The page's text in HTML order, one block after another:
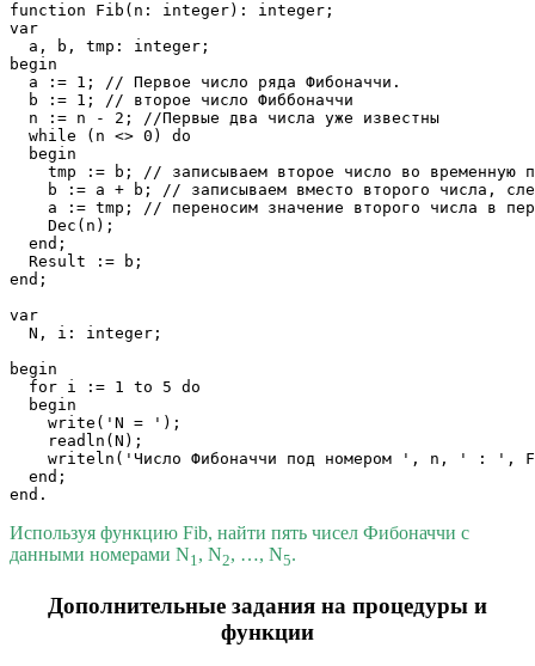
function Fib(n: integer): integer;
var
  a, b, tmp: integer;
begin
  a := 1; // Первое число ряда Фибоначчи.
  b := 1; // второе число Фиббоначчи
  n := n - 2; //Первые два числа уже известны
  while (n <> 0) do
  begin
tmp := b; // записываем второе число во временную
b := a + b; // записываем вместо второго числа,
a := tmp; // переносим значение второго числа в
    Dec(n);
  end;
  Result := b;
end;
var
  N, i: integer;
begin
  for i := 1 to 5 do
  begin
    write('N = ');
    readln(N);
writeln('Число Фибоначчи под номером ', n, ' : ',
  end;
Используя функцию Fib, найти пять чисел Фибоначчи с
данными номерами N1, N2, …, N5.
Дополнительные задания на процедуры и
функции